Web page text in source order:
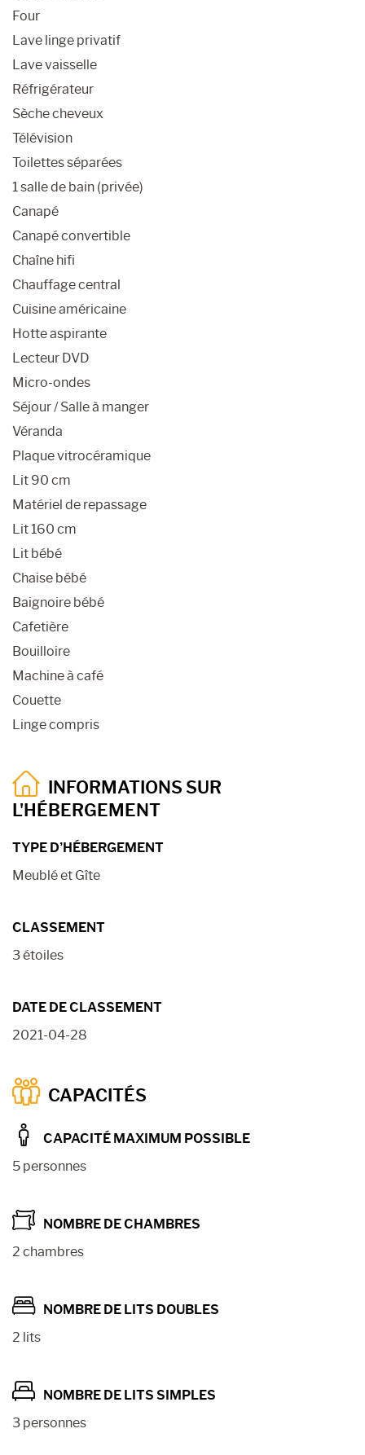
Four
Lave linge privatif
Lave vaisselle
Réfrigérateur
Sèche cheveux
Télévision
Toilettes séparées
1 salle de bain (privée)
Canapé
Canapé convertible
Chaîne hifi
Chauffage central
Cuisine américaine
Hotte aspirante
Lecteur DVD
Micro-ondes
Séjour / Salle à manger
Véranda
Plaque vitrocéramique
Lit 90 cm
Matériel de repassage
Lit 160 cm
Lit bébé
Chaise bébé
Baignoire bébé
Cafetière
Bouilloire
Machine à café
Couette
Linge compris
INFORMATIONS SUR
L'HÉBERGEMENT
TYPE D’HÉBERGEMENT
Meublé et Gîte
CLASSEMENT
3 étoiles
DATE DE CLASSEMENT
2021-04-28
CAPACITÉS
CAPACITÉ MAXIMUM POSSIBLE
5 personnes
NOMBRE DE CHAMBRES
2 chambres
NOMBRE DE LITS DOUBLES
2 lits
NOMBRE DE LITS SIMPLES
3 personnes